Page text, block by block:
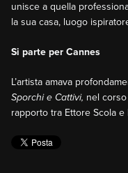
unisce a quella
la sua casa, luogo
Si parte per Cannes
L’artista amava
Sporchi e Cattivi, nel
rapporto tra Ettore Scola e